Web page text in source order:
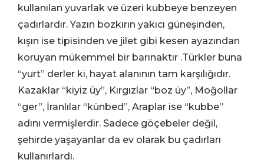
kullanılan yuvarlak ve üzeri kubbeye benzeyen
çadırlardır. Yazın bozkırın yakıcı güneşinden,
kışın ise tipisinden ve jilet gibi kesen ayazından
koruyan mükemmel bir barınaktır .Türkler buna
“yurt” derler ki, hayat alanının tam karşılığıdır.
Kazaklar “kiyiz üy”, Kırgızlar “boz üy”, Moğollar
“ger”, İranlılar “künbed”, Araplar ise “kubbe”
adını vermişlerdir. Sadece göçebeler değil,
şehirde yaşayanlar da ev olarak bu çadırları
kullanırlardı.